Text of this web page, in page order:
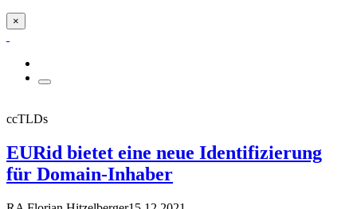
×
ccTLDs
EURid bietet eine neue Identifizierung
für Domain-Inhaber